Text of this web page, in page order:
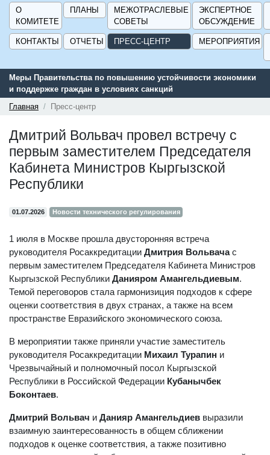
О
КОМИТЕТЕ
ПЛАНЫ
МЕЖОТРАСЛЕВЫЕ
СОВЕТЫ
ЭКСПЕРТНОЕ
ОБСУЖДЕНИЕ
КОНТАКТЫ ОТЧЕТЫ ПРЕСС-ЦЕНТР МЕРОПРИЯТИЯ
Меры Правительства по повышению устойчивости экономики
и поддержке граждан в условиях санкций
Главная
Пресс-центр
Дмитрий Вольвач провел встречу с
первым заместителем Председателя
Кабинета Министров Кыргызской
Республики
01.07.2026 Новости технического регулирования
1 июля в Москве прошла двусторонняя встреча
руководителя Росаккредитации Дмитрия Вольвачас
первым заместителем Председателя Кабинета Министров
Кыргызской Республики Данияром Амангельдиевым.
Темой переговоров стала гармонизиция подходов к сфере
оценки соответствия в двух странах, а также на всем
пространстве Евразийского экономического союза.
В мероприятии также приняли участие заместитель
руководителя Росаккредитации Михаил Турапин и
Чрезвычайный и полномочный посол Кыргызской
Республики в Российской Федерации Кубанычбек
Боконтаев.
Дмитрий Вольвач и Данияр Амангельдиев выразили
взаимную заинтересованность в общем сближении
подходов к оценке соответствия, а также позитивно